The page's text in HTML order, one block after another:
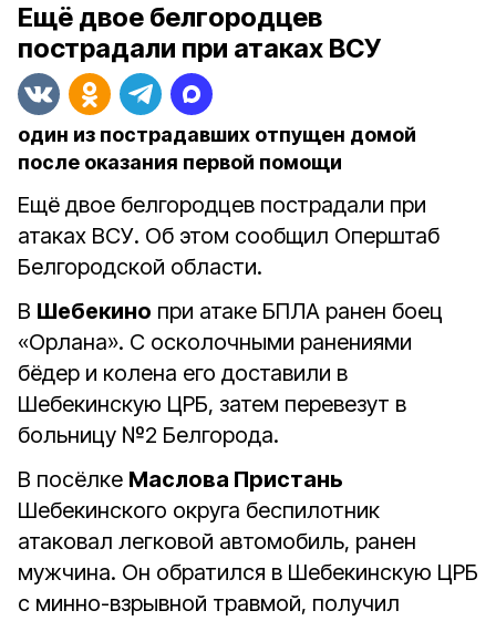
Ещё двое белгородцев
пострадали при атаках ВСУ
один из пострадавших отпущен домой
после оказания первой помощи
Ещё двое белгородцев пострадали при
атаках ВСУ. Об этом сообщил Оперштаб
Белгородской области.
В Шебекино при атаке БПЛА ранен боец
«Орлана». С осколочными ранениями
бёдер и колена его доставили в
Шебекинскую ЦРБ, затем перевезут в
больницу №2 Белгорода.
В посёлке Маслова Пристань
Шебекинского округа беспилотник
атаковал легковой автомобиль, ранен
мужчина. Он обратился в Шебекинскую ЦРБ
с минно-взрывной травмой, получил